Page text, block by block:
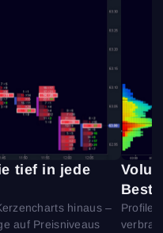
tief in jede
hinaus –
auf Preisniveaus
Profile